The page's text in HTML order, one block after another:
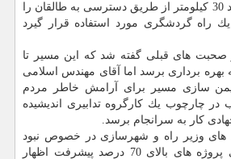
چون این مسیر می تواند 30 كیلومتر از طریق دسترسی به طالقان را
یك راه گردشگری مورد استفاده قرار گیرد
صحبت های قبلی گفته شد كه این مسیر تا
بهره برداری برسد اما آقای مهندس اسلامی
ایمن سازی مسیر برای آرامش خاطر مردم
چارچوب یك كارگروه تدابیری اندیشیده
كار به سرانجام برسد.
های وزیر راه و شهرسازی در خصوص نبود
محدودیت اعتباری برای پروژه های بالای 70 درصد پیشرفت اظهار